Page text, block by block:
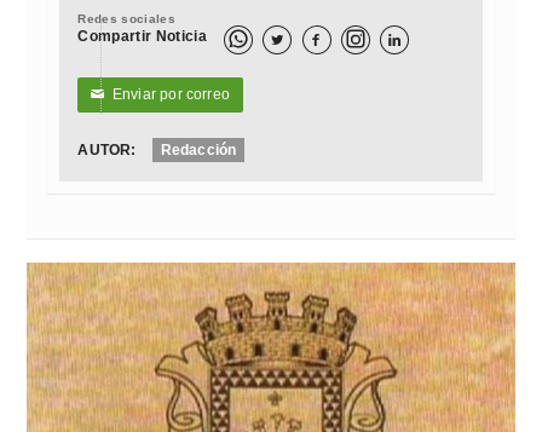
Redes sociales
Compartir Noticia   
✉ Enviar por correo
AUTOR: Redacción